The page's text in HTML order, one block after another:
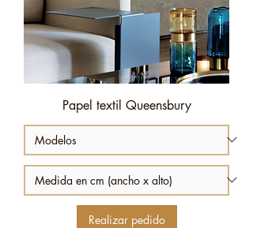
Papel textil Queensbury
Realizar pedido